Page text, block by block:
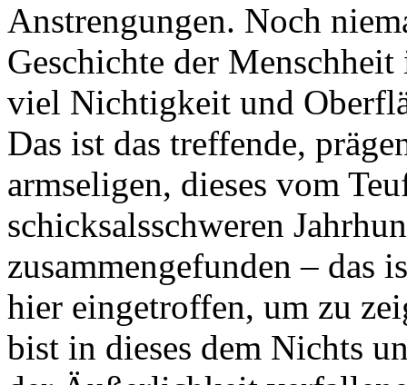
Anstrengungen. Noch
Geschichte der
viel Nichtigkeit und
Das ist das treffende,
armseligen, dieses vom
schicksalsschweren
zusammengefunden – das
hier eingetroffen, um zu
bist in dieses dem Nichts